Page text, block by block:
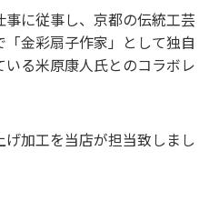
に従事し、京都の伝統工芸
金彩扇子作家」として独自
る米原康人氏とのコラボレ
加工を当店が担当致しまし